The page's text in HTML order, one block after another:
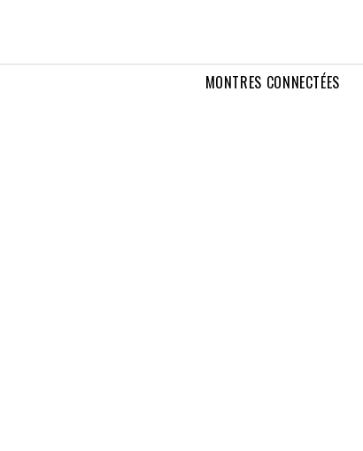
MONTRES CONNECTÉES